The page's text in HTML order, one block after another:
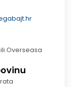
Overseasa